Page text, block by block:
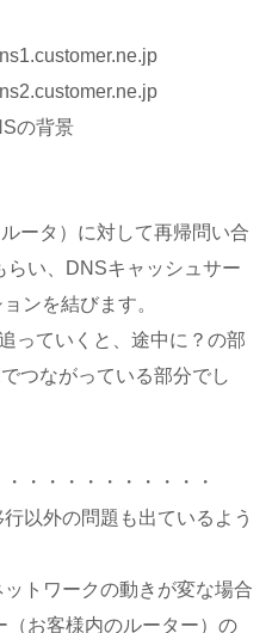
の背景
ータ）に対して再帰問い合
い、DNSキャッシュサー
ンを結びます。
っていくと、途中に？の部
つながっている部分でし
・・・・・・・・・・
以外の問題も出ているよう
トワークの動きが変な場合
お客様内のルーター）の